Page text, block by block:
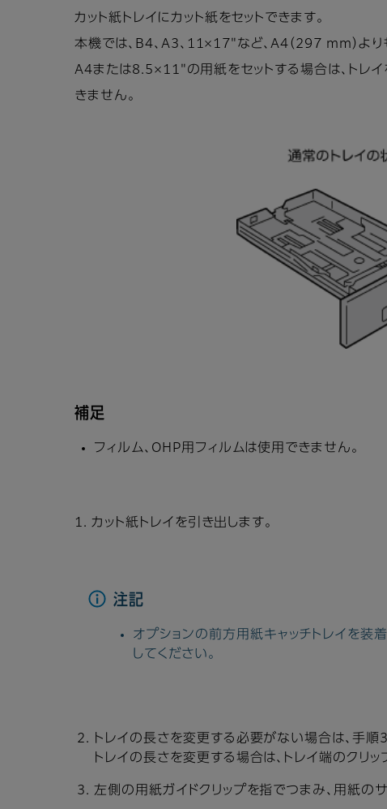
カット紙トレイにカット紙をセットできます。
本機では、B4、A3、11×17"など、A4（297 mm）よ
A4または8.5×11"の用紙をセットする場合は、トレ
きません。
補足
フィルム、OHP用フィルムは使用できません。
1. カット紙トレイを引き出します。
注記
オプションの前方用紙キャッチトレイを装
してください。
トレイの長さを変更する必要がない場合は、手順
トレイの長さを変更する場合は、トレイ端のクリッ
左側の用紙ガイドクリップを指でつまみ、用紙の